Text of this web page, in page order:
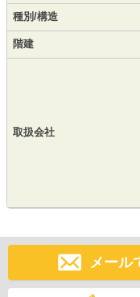
種別/構造
階建
取扱会社
メール